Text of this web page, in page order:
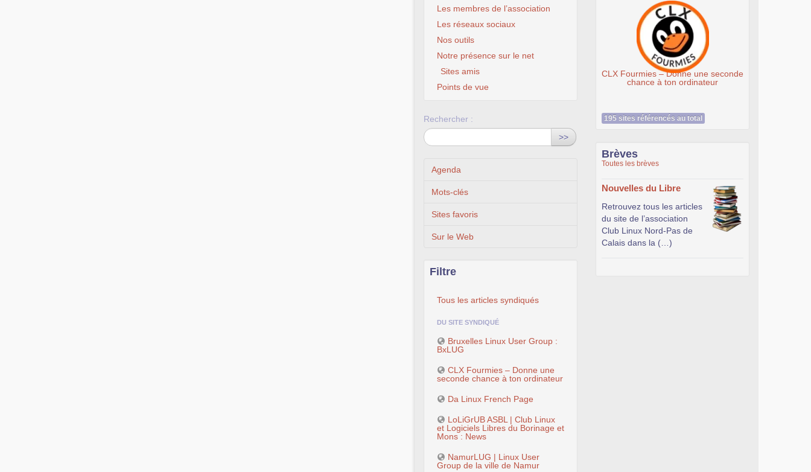
Les membres de l’association
Les réseaux sociaux
Nos outils
Notre présence sur le net
Sites amis
Points de vue
Rechercher :
>>
Agenda
Mots-clés
Sites favoris
Sur le Web
Filtre
Tous les articles syndiqués
DU SITE SYNDIQUÉ
Bruxelles Linux User Group :
BxLUG
CLX Fourmies – Donne une
seconde chance à ton ordinateur
Da Linux French Page
LoLiGrUB ASBL | Club Linux
et Logiciels Libres du Borinage et
Mons : News
NamurLUG | Linux User
Group de la ville de Namur
CLX Fourmies – Donne une seconde
chance à ton ordinateur
195 sites référencés au total
Brèves
Toutes les brèves
Nouvelles du Libre
Retrouvez tous les articles
du site de l’association
Club Linux Nord-Pas de
Calais dans la (…)